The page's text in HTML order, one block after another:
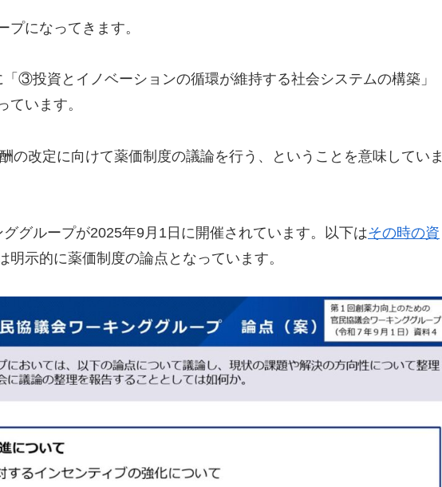
になってきます。
③投資とイノベーションの循環が維持する社会システムの構築」
ています。
の改定に向けて薬価制度の議論を行う、ということを意味していま
グループが2025年9月1日に開催されています。以下はその時の資
明示的に薬価制度の論点となっています。